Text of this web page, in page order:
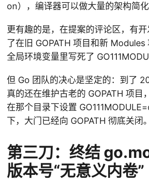
on），编译器可以做大量的架构简化
更有趣的是，在提案的评论区，有
了在旧 GOPATH 项目和新 Modules
全局环境变量里写死了
但 Go 团队的决心是坚定的：到了
真的还在维护古老的 GOPATH 项目
在那个目录下设置
下，大门已经向 GOPATH 彻底关闭。
第三刀：终结
版本号“无意义内卷”